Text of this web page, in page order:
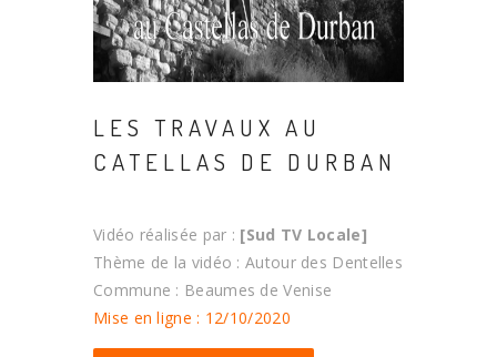
LES TRAVAUX AU
CATELLAS DE DURBAN
Vidéo réalisée par : [Sud TV Locale]
Thème de la vidéo : Autour des Dentelles
Commune : Beaumes de Venise
Mise en ligne : 12/10/2020